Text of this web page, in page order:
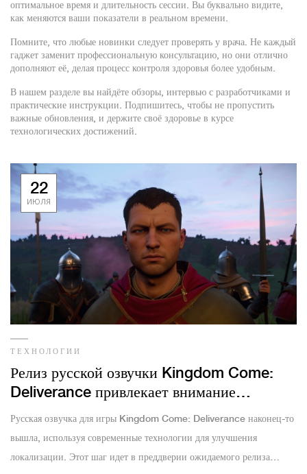
оптимальное время и длительность сессии. Вы буквально видите,
как меняются ваши показатели в реальном времени.
Помните, что любые новинки следует проверять у врача. Не каждый
гаджет заменит профессиональную консультацию, но они отлично
дополняют её, делая процесс контроля здоровья более удобным.
В нашем разделе вы найдёте обзоры, интервью с разработчиками и
практические инструкции. Подпишитесь, чтобы не пропустить
важные обновления, и держите своё здоровье в курсе
технологических достижений.
22
ИЮЛЯ
ТЕХНОЛОГИИ
Релиз русской озвучки Kingdom Come:
Deliverance привлекает внимание
геймеров
Русская озвучка для игры Kingdom Come: Deliverance наконец-то
вышла, используя современные технологии для улучшения
локализации. Этот шаг идет в преддверии ожидаемого релиза